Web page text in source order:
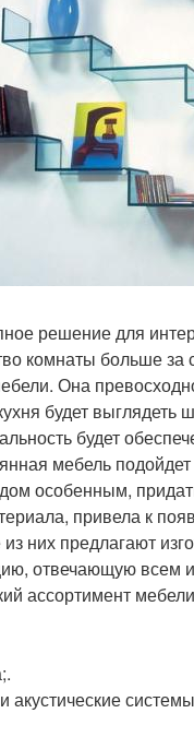
решение для
комнаты больше
Она
будет
будет
мебель
особенным,
привела к
них предлагают
отвечающую всем
ассортимент
акустические